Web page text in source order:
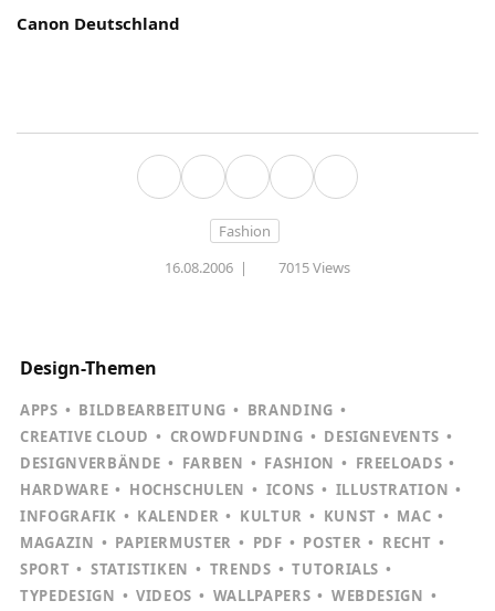
Canon Deutschland
Fashion
16.08.2006| 7015 Views
Design-Themen
APPS BILDBEARBEITUNG
BRANDING
CREATIVE CLOUD
CROWDFUNDING
DESIGNEVENTS
DESIGNVERBÄNDE
FARBEN FASHION
FREELOADS
HARDWARE
HOCHSCHULEN ICONS
ILLUSTRATION
INFOGRAFIK
KALENDER KULTUR KUNST
MAC
MAGAZIN
PAPIERMUSTER PDF POSTER
RECHT
SPORT
STATISTIKEN TRENDS
TUTORIALS
TYPEDESIGN
VIDEOS WALLPAPERS
WEBDESIGN